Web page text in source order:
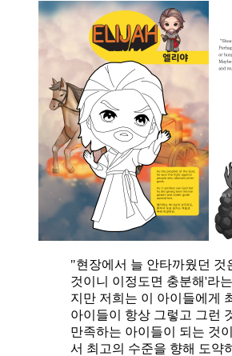
"현장에서 늘 안타까웠던 것
것이니 이정도면 충분해'라
지만 저희는 이 아이들에게
아이들이 항상 그렇고 그런
만족하는 아이들이 되는 것
서 최고의 수준을 향해 도약